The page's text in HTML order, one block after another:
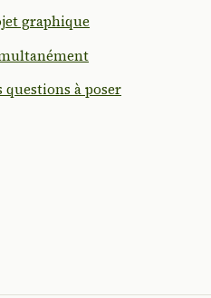
graphique
à poser